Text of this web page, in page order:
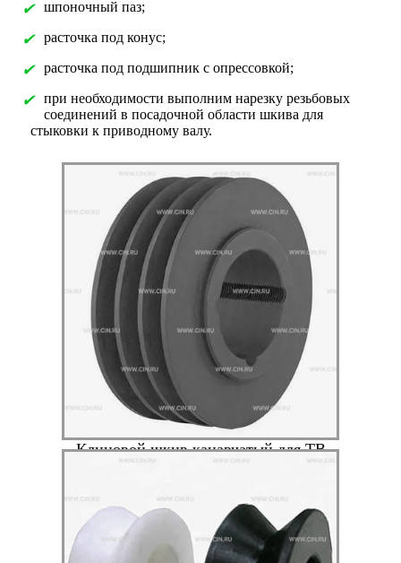
✔ шпоночный паз;
✔ расточка под конус;
✔ расточка под подшипник с опрессовкой;
✔ при необходимости выполним нарезку резьбовых
соединений в посадочной области шкива для
стыковки к приводному валу.
Клиновой шкив канавчатый для TB
1610